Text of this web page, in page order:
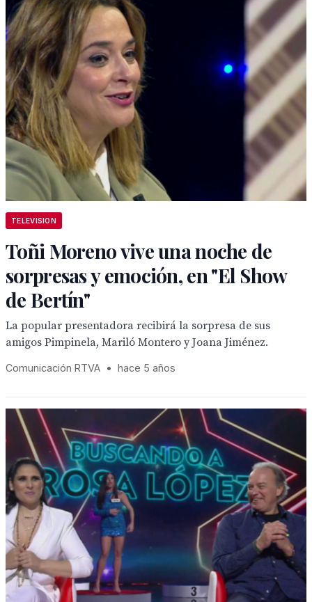
TELEVISION
Toñi Moreno vive una noche de
sorpresas y emoción, en "El Show
de Bertín"
La popular presentadora recibirá la sorpresa de sus
amigos Pimpinela, Mariló Montero y Joana Jiménez.
Comunicación RTVA • hace 5 años